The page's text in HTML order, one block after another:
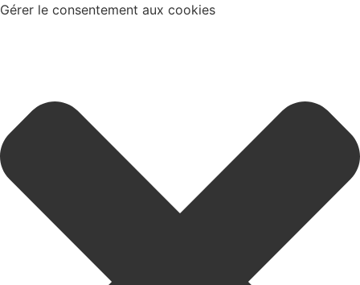
Gérer le consentement aux cookies